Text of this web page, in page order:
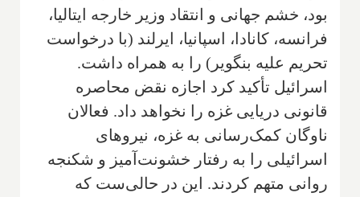
بود، خشم جهانی و انتقاد وزیر خارجه ایتالیا،
فرانسه، کانادا، اسپانیا، ایرلند (با درخواست
تحریم علیه بنگویر) را به همراه داشت.
اسرائیل تأکید کرد اجازه نقض محاصره
قانونی دریایی غزه را نخواهد داد. فعالان
ناوگان کمک‌رسانی به غزه، نیروهای
اسرائیلی را به رفتار خشونت‌آمیز و شکنجه
روانی متهم کردند. این در حالی‌ست که